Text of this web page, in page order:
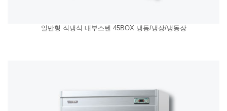
일반형 직냉식 내부스텐 45BOX 냉동/냉장/냉동장